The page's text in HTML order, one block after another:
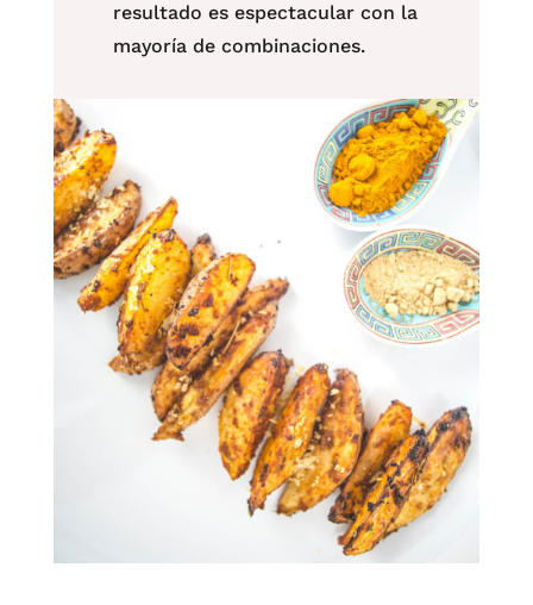
resultado es espectacular con la
mayoría de combinaciones.